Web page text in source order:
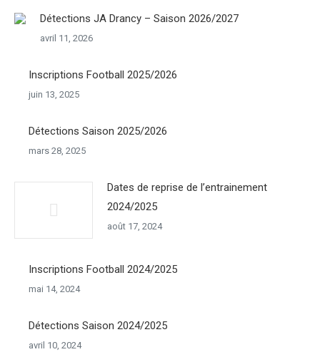
Détections JA Drancy – Saison 2026/2027
avril 11, 2026
Inscriptions Football 2025/2026
juin 13, 2025
Détections Saison 2025/2026
mars 28, 2025
Dates de reprise de l’entrainement
2024/2025
août 17, 2024
Inscriptions Football 2024/2025
mai 14, 2024
Détections Saison 2024/2025
avril 10, 2024